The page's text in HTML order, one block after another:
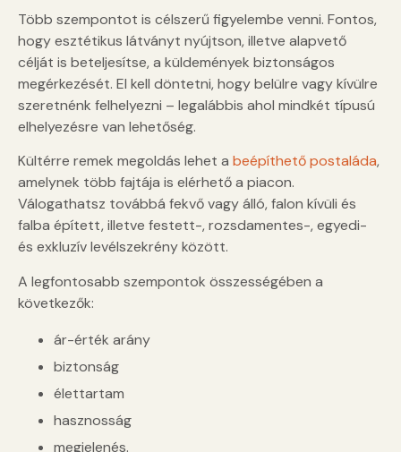
Több szempontot is célszerű figyelembe venni. Fontos,
hogy esztétikus látványt nyújtson, illetve alapvető
célját is beteljesítse, a küldemények biztonságos
megérkezését. El kell döntetni, hogy belülre vagy kívülre
szeretnénk felhelyezni – legalábbis ahol mindkét típusú
elhelyezésre van lehetőség.
Kültérre remek megoldás lehet a beépíthető postaláda,
amelynek több fajtája is elérhető a piacon.
Válogathatsz továbbá fekvő vagy álló, falon kívüli és
falba épített, illetve festett-, rozsdamentes-, egyedi-
és exkluzív levélszekrény között.
A legfontosabb szempontok összességében a
következők:
ár-érték arány
biztonság
élettartam
hasznosság
megjelenés.